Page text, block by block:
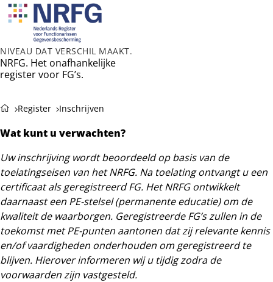
NIVEAU DAT VERSCHIL MAAKT.
NRFG. Het onafhankelijke
register voor FG’s.
Register Inschrijven
Wat kunt u verwachten?
Uw inschrijving wordt beoordeeld op basis van de
toelatingseisen van het NRFG. Na toelating ontvangt u een
certificaat als geregistreerd FG. Het NRFG ontwikkelt
daarnaast een PE-stelsel (permanente educatie) om de
kwaliteit de waarborgen. Geregistreerde FG’s zullen in de
toekomst met PE-punten aantonen dat zij relevante kennis
en/of vaardigheden onderhouden om geregistreerd te
blijven. Hierover informeren wij u tijdig zodra de
voorwaarden zijn vastgesteld.